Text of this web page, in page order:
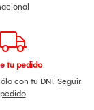
tu pedido
con tu DNI. Seguir
pedido